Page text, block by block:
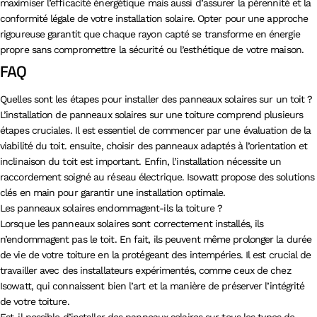
maximiser l’efficacité énergétique mais aussi d’assurer la pérennité et la
conformité légale de votre installation solaire. Opter pour une approche
rigoureuse garantit que chaque rayon capté se transforme en énergie
propre sans compromettre la sécurité ou l’esthétique de votre maison.
FAQ
Quelles sont les étapes pour installer des panneaux solaires sur un toit ?
L’installation de panneaux solaires sur une toiture comprend plusieurs
étapes cruciales. Il est essentiel de commencer par une évaluation de la
viabilité du toit. ensuite, choisir des panneaux adaptés à l’orientation et
inclinaison du toit est important. Enfin, l’installation nécessite un
raccordement soigné au réseau électrique. Isowatt propose des solutions
clés en main pour garantir une installation optimale.
Les panneaux solaires endommagent-ils la toiture ?
Lorsque les panneaux solaires sont correctement installés, ils
n’endommagent pas le toit. En fait, ils peuvent même prolonger la durée
de vie de votre toiture en la protégeant des intempéries. Il est crucial de
travailler avec des installateurs expérimentés, comme ceux de chez
Isowatt, qui connaissent bien l’art et la manière de préserver l’intégrité
de votre toiture.